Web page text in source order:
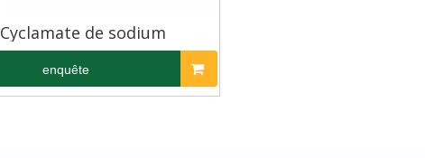
Cyclamate de sodium
enquête